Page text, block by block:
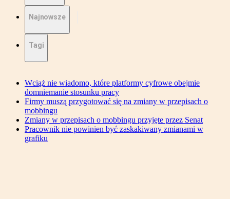
Najnowsze
Tagi
Wciąż nie wiadomo, które platformy cyfrowe obejmie
domniemanie stosunku pracy
Firmy muszą przygotować się na zmiany w przepisach o
mobbingu
Zmiany w przepisach o mobbingu przyjęte przez Senat
Pracownik nie powinien być zaskakiwany zmianami w
grafiku